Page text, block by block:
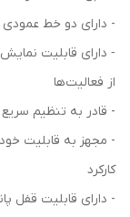
- دارای دو خط عمودی
‐ دارای قابلیت
از فعالیت‌ها
- قادر به تنظیم
- مجهز به قابلیت
کارکرد
- دارای قابلیت قفل